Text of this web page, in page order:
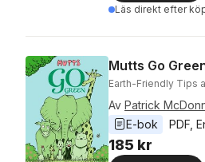
Läs direkt efter
Mutts Go
Earth-Friendly Tips
Av Patrick
E-bok
PDF
185 kr